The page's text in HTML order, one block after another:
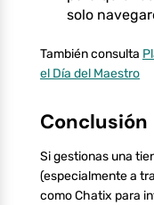
solo
También consulta
el Día del Maestro
Conclusión
Si gestionas una
(especialmente a
como Chatix para